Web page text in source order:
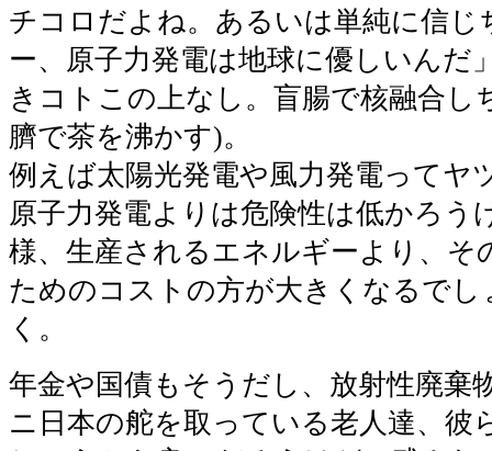
チコロだよね。あるいは単純に信じ
ー、原子力発電は地球に優しいんだ
きコトこの上なし。盲腸で核融合し
臍で茶を沸かす)。
例えば太陽光発電や風力発電ってヤ
原子力発電よりは危険性は低かろう
様、生産されるエネルギーより、そ
ためのコストの方が大きくなるでし
く。
年金や国債もそうだし、放射性廃棄
ニ日本の舵を取っている老人達、彼